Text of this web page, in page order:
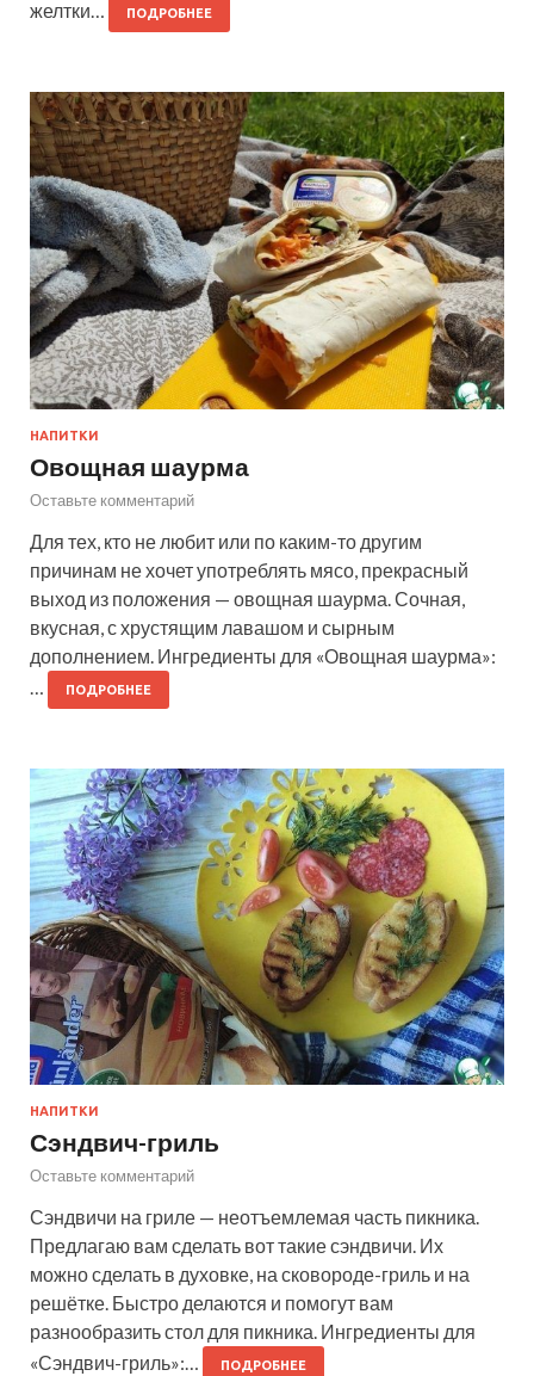
желтки… ПОДРОБНЕЕ
НАПИТКИ
Овощная шаурма
Оставьте комментарий
Для тех, кто не любит или по каким-то другим
причинам не хочет употреблять мясо, прекрасный
выход из положения — овощная шаурма. Сочная,
вкусная, с хрустящим лавашом и сырным
дополнением. Ингредиенты для «Овощная шаурма»:
ПОДРОБНЕЕ
НАПИТКИ
Сэндвич-гриль
Оставьте комментарий
Сэндвичи на гриле — неотъемлемая часть пикника.
Предлагаю вам сделать вот такие сэндвичи. Их
можно сделать в духовке, на сковороде-гриль и на
решётке. Быстро делаются и помогут вам
разнообразить стол для пикника. Ингредиенты для
«Сэндвич-гриль»:…
ПОДРОБНЕЕ